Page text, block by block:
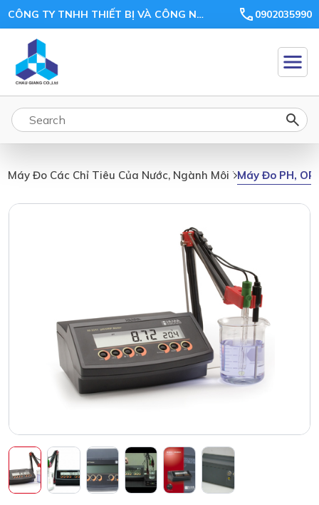
CÔNG TY TNHH THIẾT BỊ VÀ CÔNG NGHỆ CHÂU GIANG 0902035990
Máy Đo Các Chỉ Tiêu Của Nước, Ngành Môi Trường
Máy Đo PH,